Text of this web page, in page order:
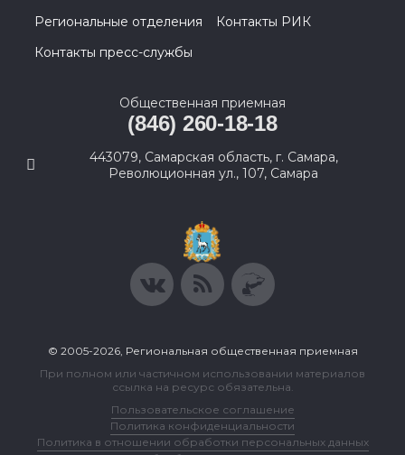
Региональные отделения
Контакты РИК
Контакты пресс-службы
Общественная приемная
(846) 260-18-18
443079, Самарская область, г. Самара,
Революционная ул., 107, Самара
© 2005-2026, Региональная общественная приемная
При полном или частичном использовании материалов
ссылка на ресурс обязательна.
Пользовательское соглашение
Политика конфиденциальности
Политика в отношении обработки персональных данных